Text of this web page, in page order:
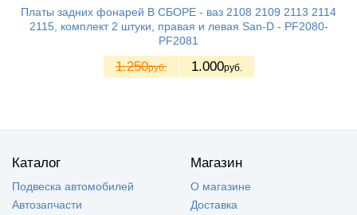
Платы задних фонарей В СБОРЕ - ваз 2108 2109 2113 2114
2115, комплект 2 штуки, правая и левая San-D - PF2080-
PF2081
1.250руб. 1.000руб.
Каталог
Подвеска автомобилей
Автозапчасти
Магазин
О магазине
Доставка